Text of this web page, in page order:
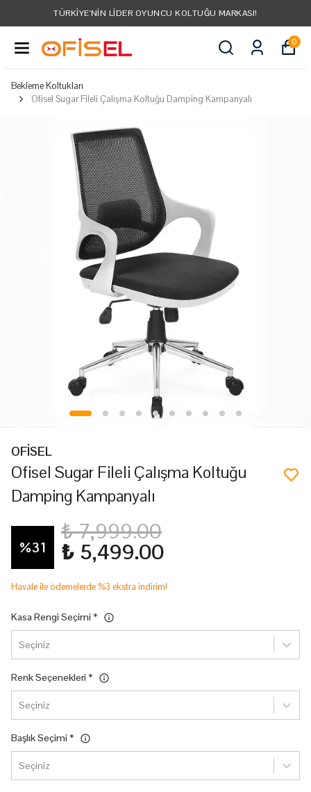
TÜRKIYE'NIN LIDER OYUNCU KOLTUĞU MARKASI!
0
Bekleme Koltukları
Ofisel Sugar Fileli Çalışma Koltuğu Damping Kampanyalı
OFİSEL
Ofisel Sugar Fileli Çalışma Koltuğu
Damping Kampanyalı
%31
₺ 7,999.00
₺ 5,499.00
Havale ile ödemelerde %3 ekstra indirim!
Kasa Rengi Seçimi*
Seçiniz
Renk Seçenekleri*
Seçiniz
Başlık Seçimi*
Seçiniz